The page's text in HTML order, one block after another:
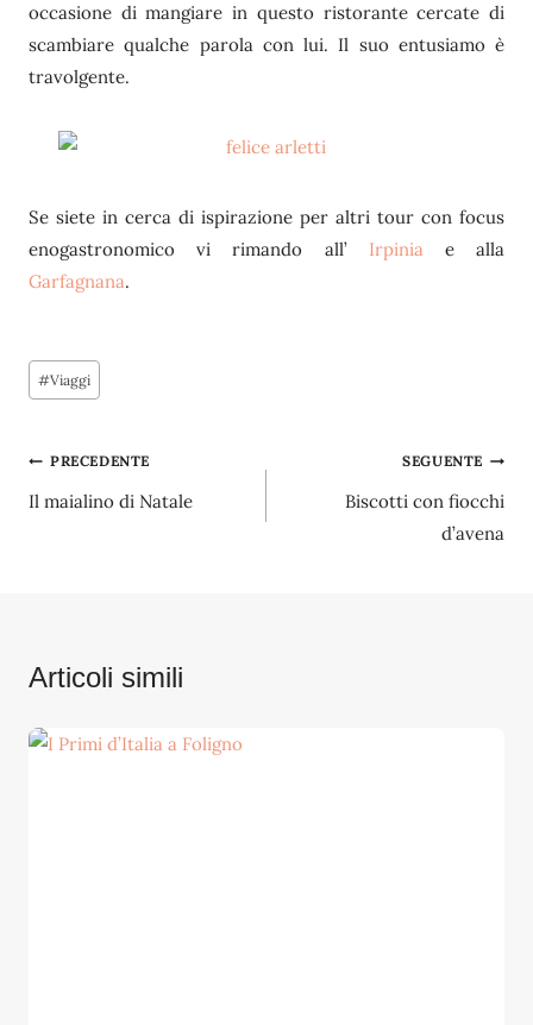
occasione di mangiare in questo ristorante cercate di
scambiare qualche parola con lui. Il suo entusiamo è
travolgente.
Se siete in cerca di ispirazione per altri tour con focus
enogastronomico vi rimando all’ Irpiniae alla
Garfagnana.
Tag
articolo:
#Viaggi
Navigazione
articoli
PRECEDENTE
Il maialino di Natale
SEGUENTE
Biscotti con fiocchi
d’avena
Articoli simili